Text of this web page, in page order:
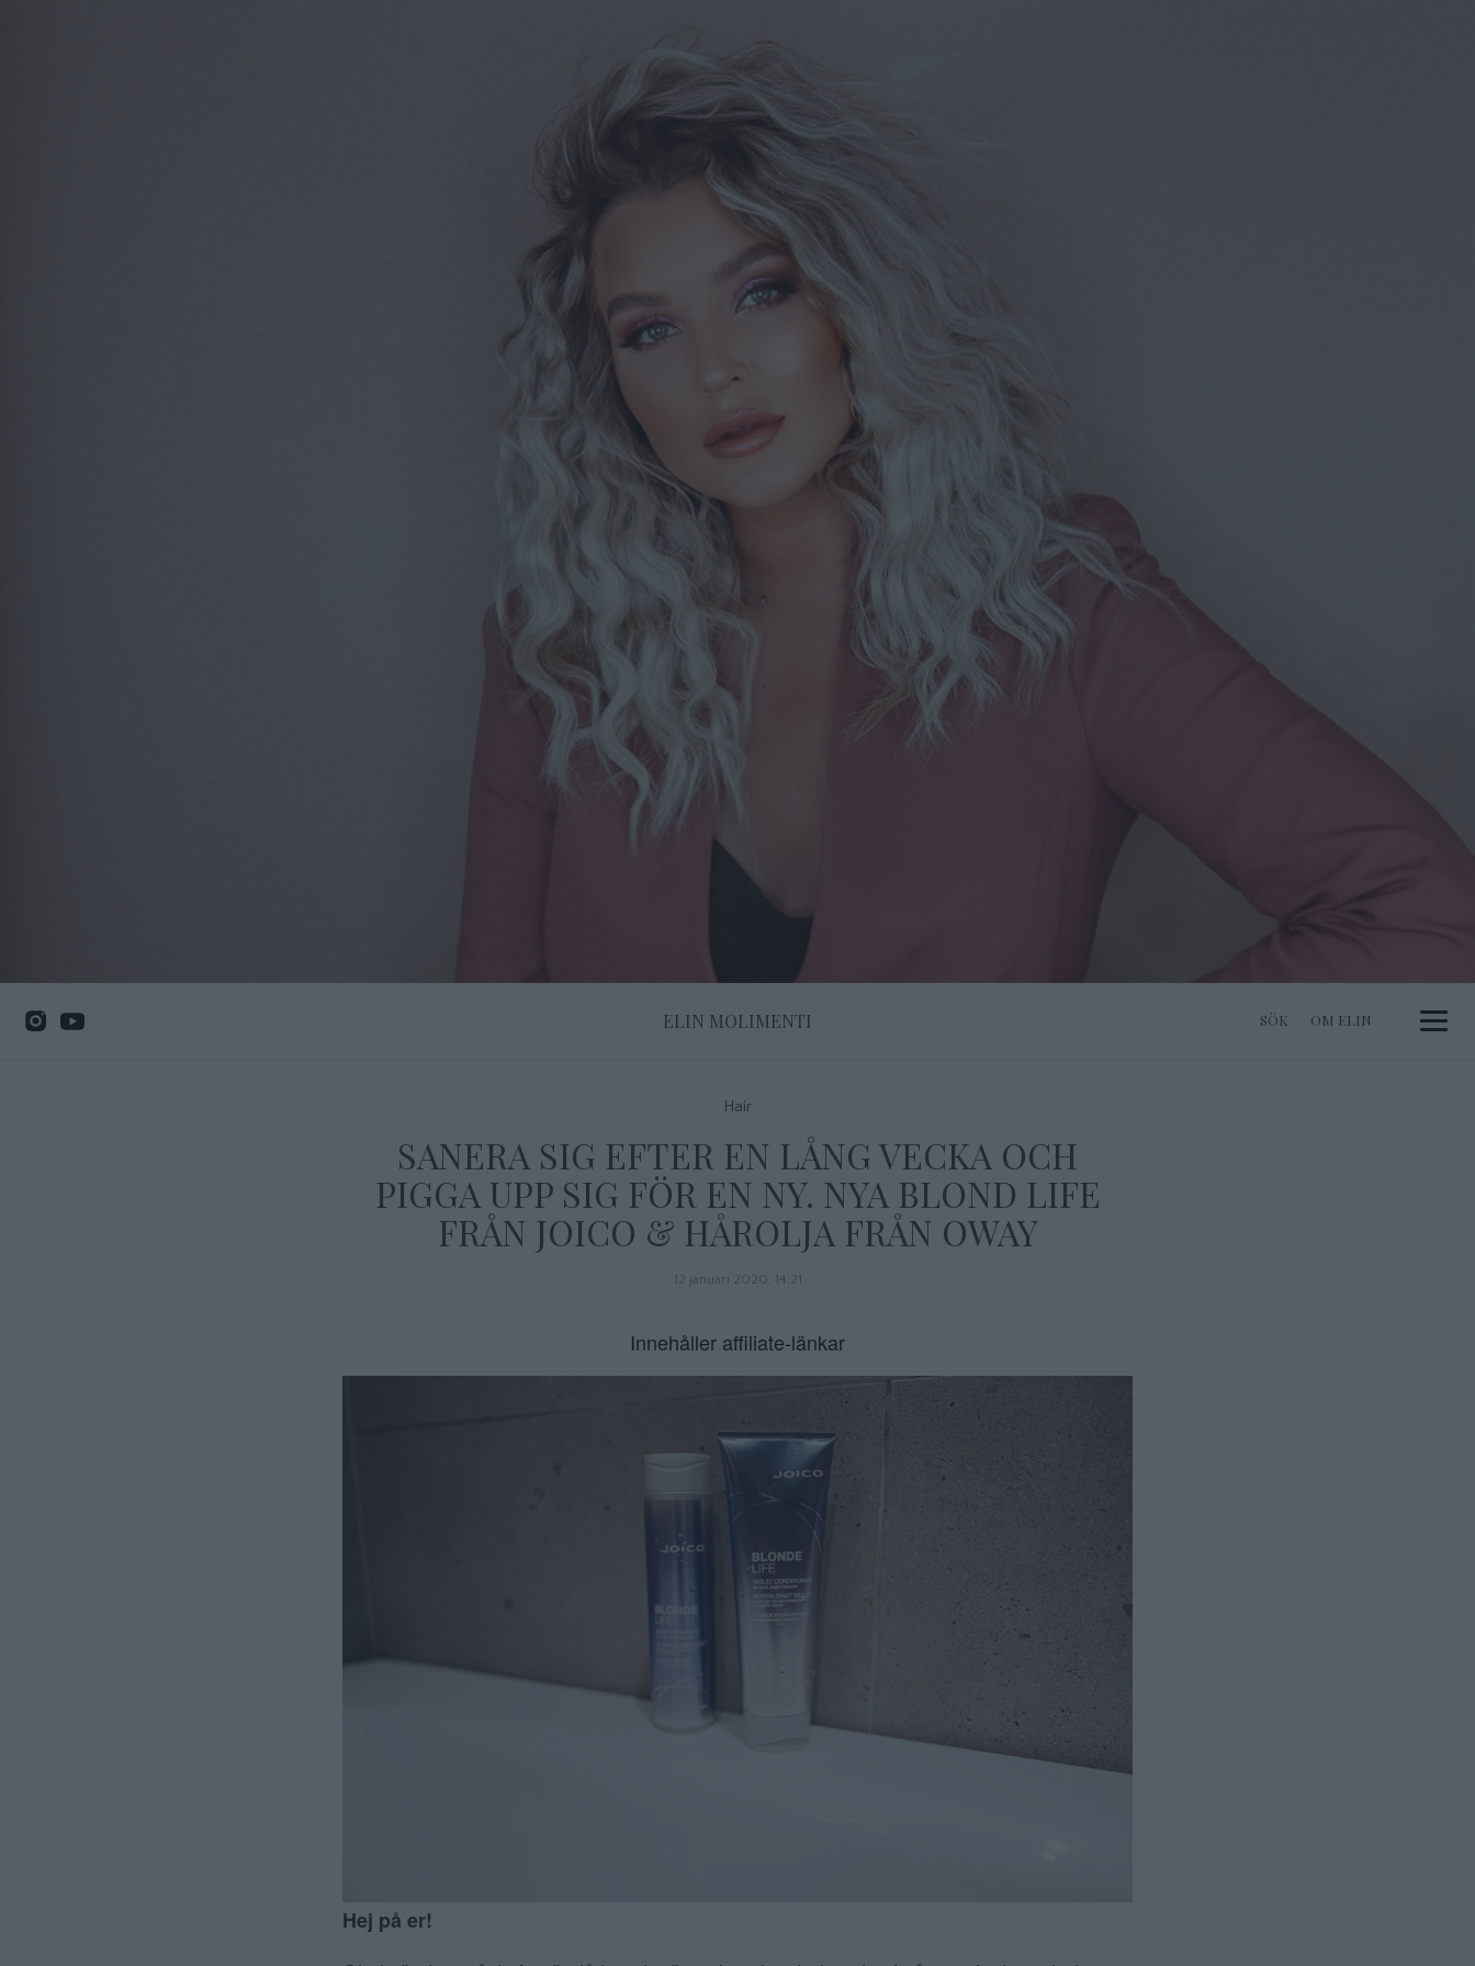
ELIN MOLIMENTI OM ELIN Toggle
Hair
SANERA SIG EFTER EN LÅNG VECKA OCH
PIGGA UPP SIG FÖR EN NY. NYA BLOND LIFE
FRÅN JOICO & HÅROLJA FRÅN OWAY
12 januari 2020, 14:21
Innehåller affiliate-länkar
Hej på er!